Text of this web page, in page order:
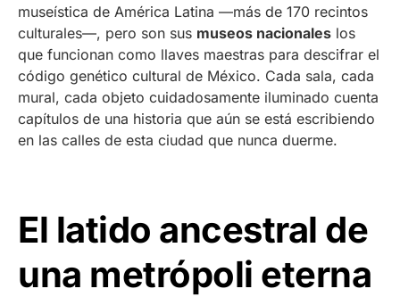
museística de América Latina —más de 170 recintos
culturales—, pero son sus museos nacionales los
que funcionan como llaves maestras para descifrar el
código genético cultural de México. Cada sala, cada
mural, cada objeto cuidadosamente iluminado cuenta
capítulos de una historia que aún se está escribiendo
en las calles de esta ciudad que nunca duerme.
El latido ancestral de
una metrópoli eterna